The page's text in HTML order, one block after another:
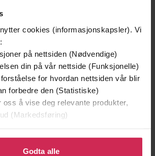
cookies (informasjonskapsler). Vi
på nettsiden (Nødvendige)
din på vår nettside (Funksjonelle)
for hvordan nettsiden vår blir
forbedre den (Statistiske)
å vise deg relevante produkter,
(Markedsføring)
for å gi oss ditt samtykke til å
alle disse formålene. Du kan også
Godta alle
349,-